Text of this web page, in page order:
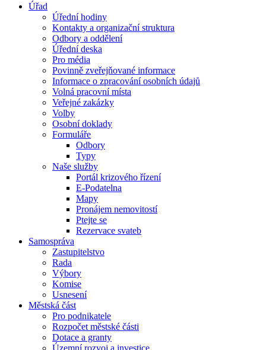
Úřad
Úřední hodiny
Kontakty a organizační struktura
Odbory a oddělení
Úřední deska
Pro média
Povinně zveřejňované informace
Informace o zpracování osobních údajů
Volná pracovní místa
Veřejné zakázky
Volby
Osobní doklady
Formuláře
Odbory
Typy
Naše služby
Portál krizového řízení
E-Podatelna
Mapy
Pronájem nemovitostí
Ptejte se
Rezervace svateb
Samospráva
Zastupitelstvo
Rada
Výbory
Komise
Usnesení
Městská část
Pro podnikatele
Rozpočet městské části
Dotace a granty
Územní rozvoj a investice